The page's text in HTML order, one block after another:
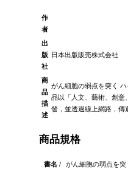
作
者
出
版
社
日本出版販売株式会社
商
品
描
述
がん細胞の弱点を突く
品以「人文、藝術、創意
發，並透過線上網路，傳
商品規格
書名 /
がん細胞の弱点を